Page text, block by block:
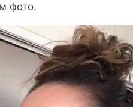
фото.